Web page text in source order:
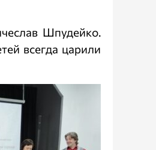
Шпудейко.
всегда царили